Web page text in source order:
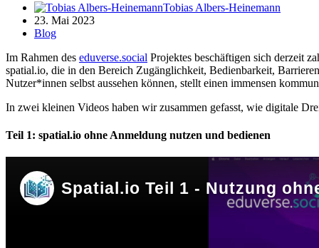
Tobias Albers-Heinemann
23. Mai 2023
Blog
Im Rahmen des eduverse.social Projektes beschäftigen sich derzeit
spatial.io, die in den Bereich Zugänglichkeit, Bedienbarkeit,
Nutzer*innen selbst aussehen können, stellt einen immensen
In zwei kleinen Videos haben wir zusammen gefasst, wie digitale
Teil 1: spatial.io ohne Anmeldung nutzen und bedienen